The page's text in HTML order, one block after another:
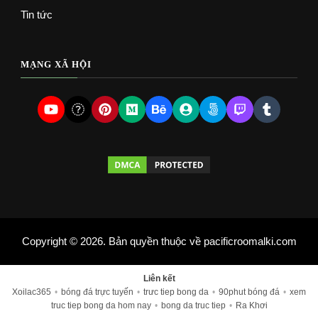
Tin tức
MẠNG XÃ HỘI
Copyright © 2026. Bản quyền thuộc về pacificroomalki.com
Liên kết
Xoilac365 • bóng đá trực tuyến • trưc tiep bong da • 90phut bóng đá • xem
truc tiep bong da hom nay • bong da truc tiep • Ra Khơi